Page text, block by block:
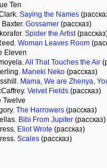
Ten
Saying the Names
Gossamer (рассказ)
Spider the Artist
Woman Leaves Room
Eleven
All That Touches the Air
Мaneki Neko (рассказ)
Mama, We are Zhenya,
Velvet Fields (рассказ)
Twelve
The Harrowers (рассказ)
Bibi From Jupiter (рассказ)
Eliot Wrote (рассказ)
Scales (рассказ)